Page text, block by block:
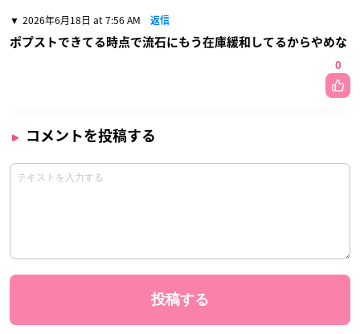
2026年6月18日 at 7:56 AM 返信
ポプストできてる時点で流石にもう在庫緩和してるからやめな
0
コメントを投稿する